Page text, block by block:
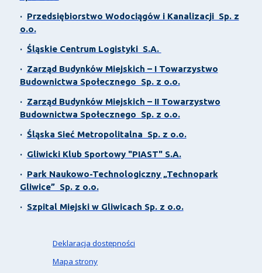
· Przedsiębiorstwo Wodociągów i Kanalizacji Sp. z
o.o.
· Śląskie Centrum Logistyki S.A.
· Zarząd Budynków Miejskich – I Towarzystwo
Budownictwa Społecznego Sp. z o.o.
· Zarząd Budynków Miejskich – II Towarzystwo
Budownictwa Społecznego Sp. z o.o.
· Śląska Sieć Metropolitalna Sp. z o.o.
· Gliwicki Klub Sportowy "PIAST" S.A.
· Park Naukowo-Technologiczny „Technopark
Gliwice” Sp. z o.o.
· Szpital Miejski w Gliwicach Sp. z o.o.
Deklaracja dostępności
Mapa strony